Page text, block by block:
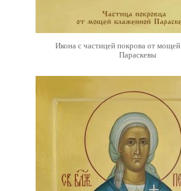
Икона с частицей покрова от
Параскевы